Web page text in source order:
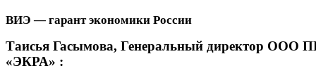
ВИЭ — гарант экономики России
Таисья Гасымова, Генеральный директор ООО
«ЭКРА» :